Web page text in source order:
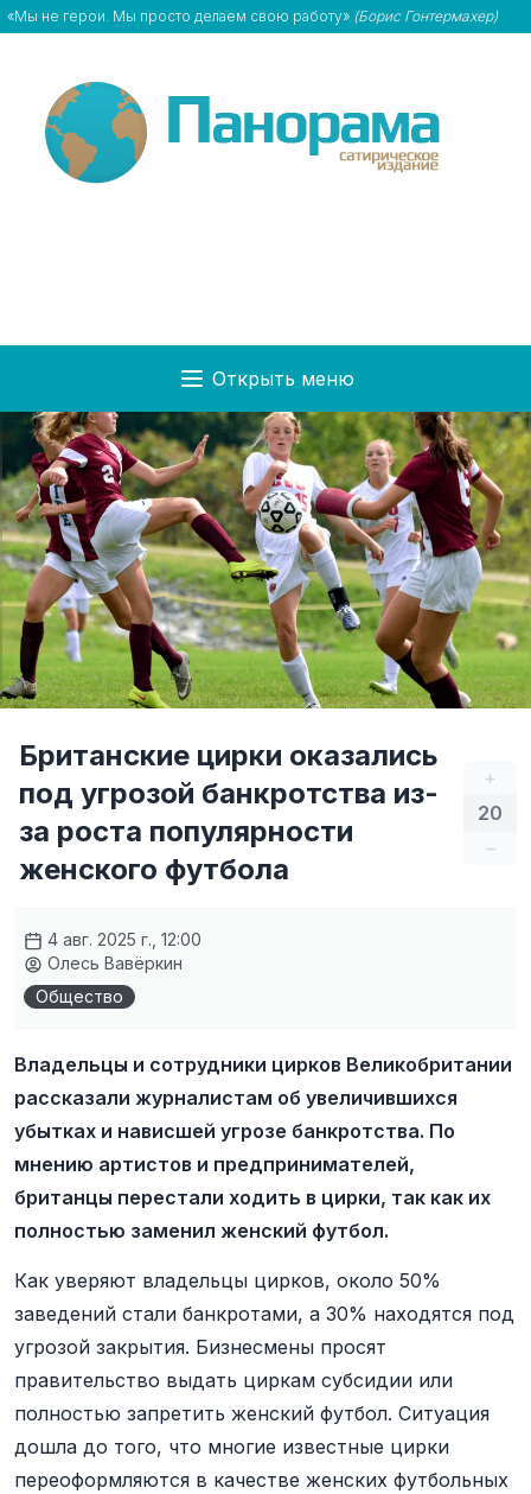
«Мы не герои. Мы просто делаем свою работу» (Борис Гонтермахер)
Открыть меню
+
20
–
Британские цирки оказались
под угрозой банкротства из-
за роста популярности
женского футбола
4 авг. 2025 г., 12:00
Олесь Вавёркин
Общество
Владельцы и сотрудники цирков Великобритании
рассказали журналистам об увеличившихся
убытках и нависшей угрозе банкротства. По
мнению артистов и предпринимателей,
британцы перестали ходить в цирки, так как их
полностью заменил женский футбол.
Как уверяют владельцы цирков, около 50%
заведений стали банкротами, а 30% находятся под
угрозой закрытия. Бизнесмены просят
правительство выдать циркам субсидии или
полностью запретить женский футбол. Ситуация
дошла до того, что многие известные цирки
переоформляются в качестве женских футбольных